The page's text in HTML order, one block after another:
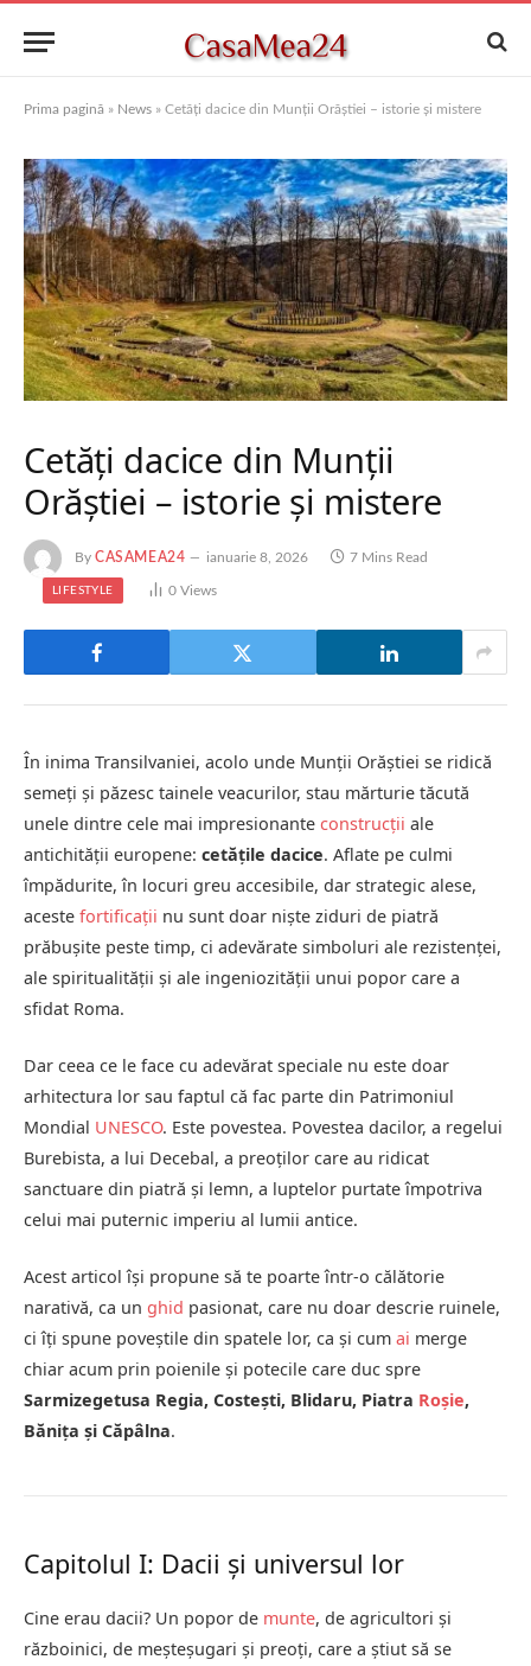
Prima pagină » News » Cetăți dacice din Munții Orăștiei – istorie și mistere
Cetăți dacice din Munții
Orăștiei – istorie și mistere
By CASAMEA24 ianuarie 8, 2026 7 Mins Read
LIFESTYLE 0 Views
În inima Transilvaniei, acolo unde Munții Orăștiei se ridică
semeți și păzesc tainele veacurilor, stau mărturie tăcută
unele dintre cele mai impresionante construcții ale
antichității europene: cetățile dacice. Aflate pe culmi
împădurite, în locuri greu accesibile, dar strategic alese,
aceste fortificații nu sunt doar niște ziduri de piatră
prăbușite peste timp, ci adevărate simboluri ale rezistenței,
ale spiritualității și ale ingeniozității unui popor care a
sfidat Roma.
Dar ceea ce le face cu adevărat speciale nu este doar
arhitectura lor sau faptul că fac parte din Patrimoniul
Mondial UNESCO. Este povestea. Povestea dacilor, a regelui
Burebista, a lui Decebal, a preoților care au ridicat
sanctuare din piatră și lemn, a luptelor purtate împotriva
celui mai puternic imperiu al lumii antice.
Acest articol își propune să te poarte într-o călătorie
narativă, ca un ghid pasionat, care nu doar descrie ruinele,
ci îți spune poveștile din spatele lor, ca și cum ai merge
chiar acum prin poienile și potecile care duc spre
Sarmizegetusa Regia, Costești, Blidaru, Piatra Roșie,
Bănița și Căpâlna.
Capitolul I: Dacii și universul lor
Cine erau dacii? Un popor de munte, de agricultori și
războinici, de meșteșugari și preoți, care a știut să se